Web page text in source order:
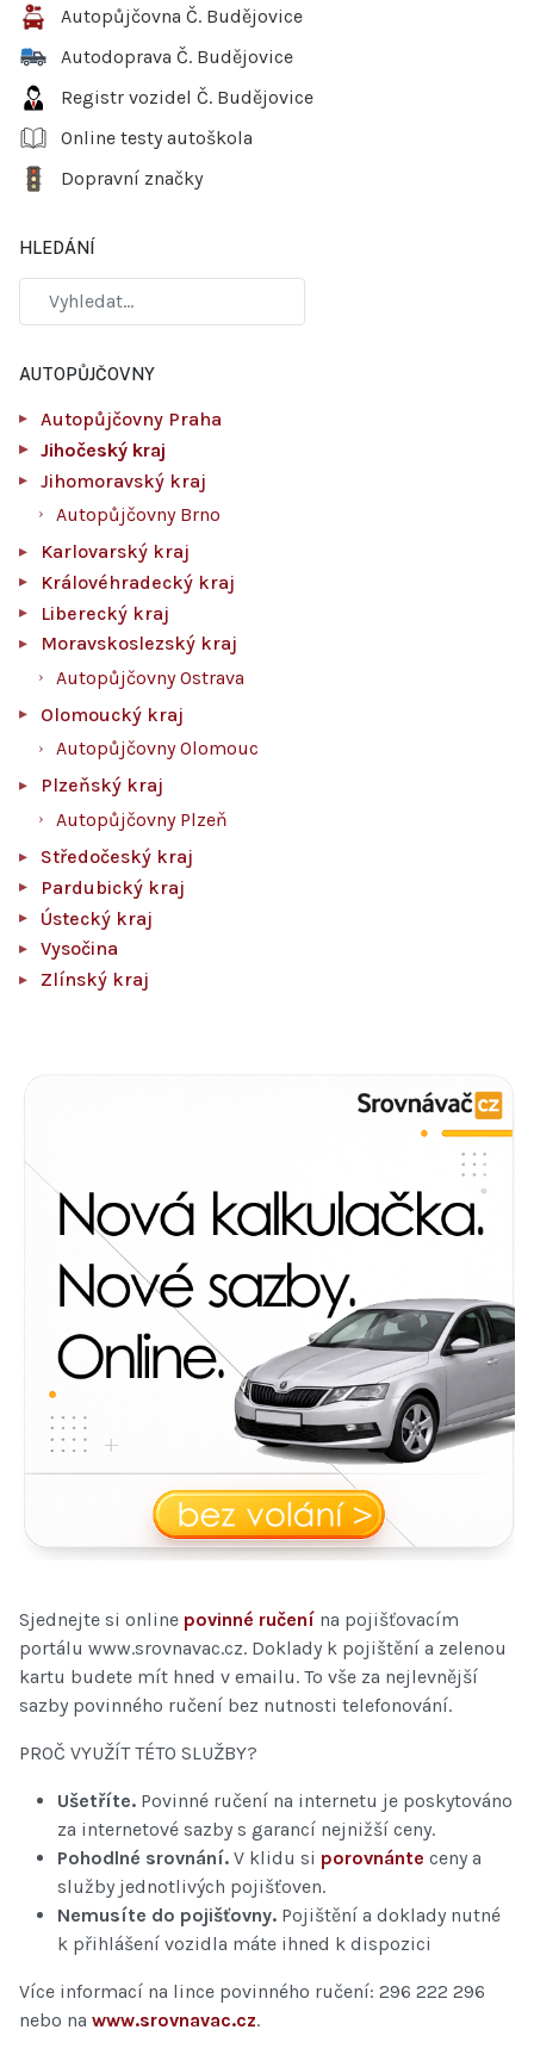
Autopůjčovna Č. Budějovice
Autodoprava Č. Budějovice
Registr vozidel Č. Budějovice
Online testy autoškola
Dopravní značky
HLEDÁNÍ
AUTOPŮJČOVNY
Autopůjčovny Praha
Jihočeský kraj
Jihomoravský kraj
Autopůjčovny Brno
Karlovarský kraj
Královéhradecký kraj
Liberecký kraj
Moravskoslezský kraj
Autopůjčovny Ostrava
Olomoucký kraj
Autopůjčovny Olomouc
Plzeňský kraj
Autopůjčovny Plzeň
Středočeský kraj
Pardubický kraj
Ústecký kraj
Vysočina
Zlínský kraj
Sjednejte si online povinné ručení na pojišťovacím
portálu www.srovnavac.cz. Doklady k pojištění a zelenou
kartu budete mít hned v emailu. To vše za nejlevnější
sazby povinného ručení bez nutnosti telefonování.
PROČ VYUŽÍT TÉTO SLUŽBY?
Ušetříte. Povinné ručení na internetu je poskytováno
za internetové sazby s garancí nejnižší ceny.
Pohodlné srovnání. V klidu si porovnánte ceny a
služby jednotlivých pojišťoven.
Nemusíte do pojišťovny. Pojištění a doklady nutné
k přihlášení vozidla máte ihned k dispozici
Více informací na lince povinného ručení: 296 222 296
nebo na www.srovnavac.cz.